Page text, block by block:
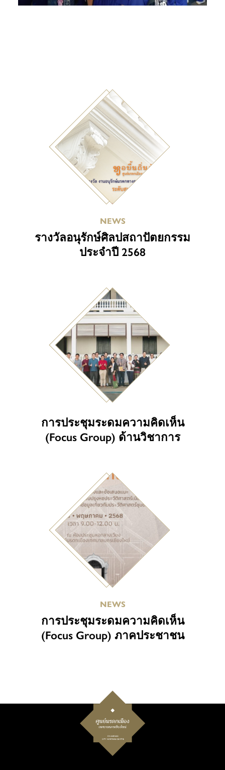
NEWS
รางวัลอนุรักษ์ศิลปสถาปัตยกรรม
ประจำปี 2568
การประชุมระดมความคิดเห็น
(Focus Group) ด้านวิชาการ
NEWS
การประชุมระดมความคิดเห็น
(Focus Group) ภาคประชาชน